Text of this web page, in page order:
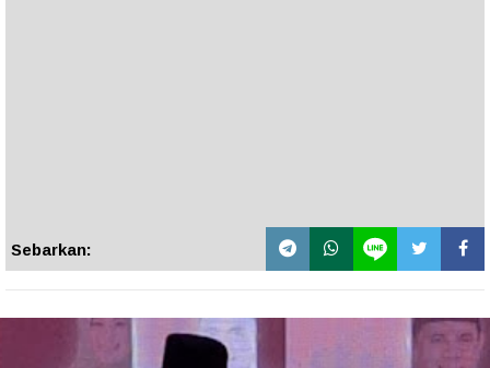
Sebarkan: